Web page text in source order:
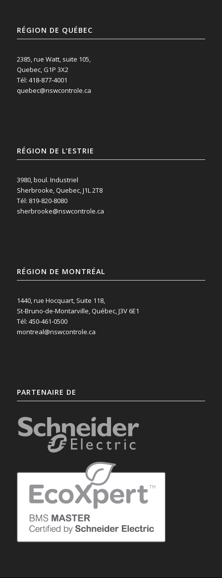
RÉGION DE QUÉBEC
2385, rue Watt, suite 105,
Quebec, G1P 3X2
Tél: 418-877-4001
quebec@nswcontrole.ca
RÉGION DE L’ESTRIE
3980, boul. Industriel
Sherbrooke, Quebec, J1L 2T8
Tél: 819-820-8080
sherbrooke@nswcontrole.ca
RÉGION DE MONTRÉAL
1440, rue Hocquart, Suite 118,
St-Bruno-de-Montarville, Québec, J3V 6E1
Tél: 450-461-0500
montreal@nswcontrole.ca
PARTENAIRE DE